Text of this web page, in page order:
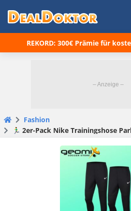
REKORD: 300€ Prämie für
Fashion
🏃‍♂️ 2er-Pack Nike Trainingshose Park 20